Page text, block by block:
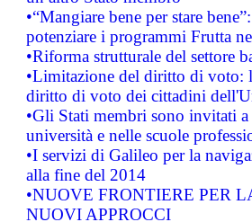
•“Mangiare bene per stare
potenziare i programmi Frutta
•Riforma strutturale del settore
•Limitazione del diritto di voto:
diritto di voto dei cittadini
•Gli Stati membri sono invitati
università e nelle scuole
•I servizi di Galileo per la
alla fine del 2014
•NUOVE FRONTIERE PER
NUOVI APPROCCI